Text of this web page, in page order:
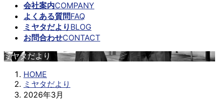
会社案内COMPANY
よくある質問FAQ
ミヤタだより BLOG
お問合わせCONTACT
ミヤタだより
HOME
ミヤタだより
2026年3月